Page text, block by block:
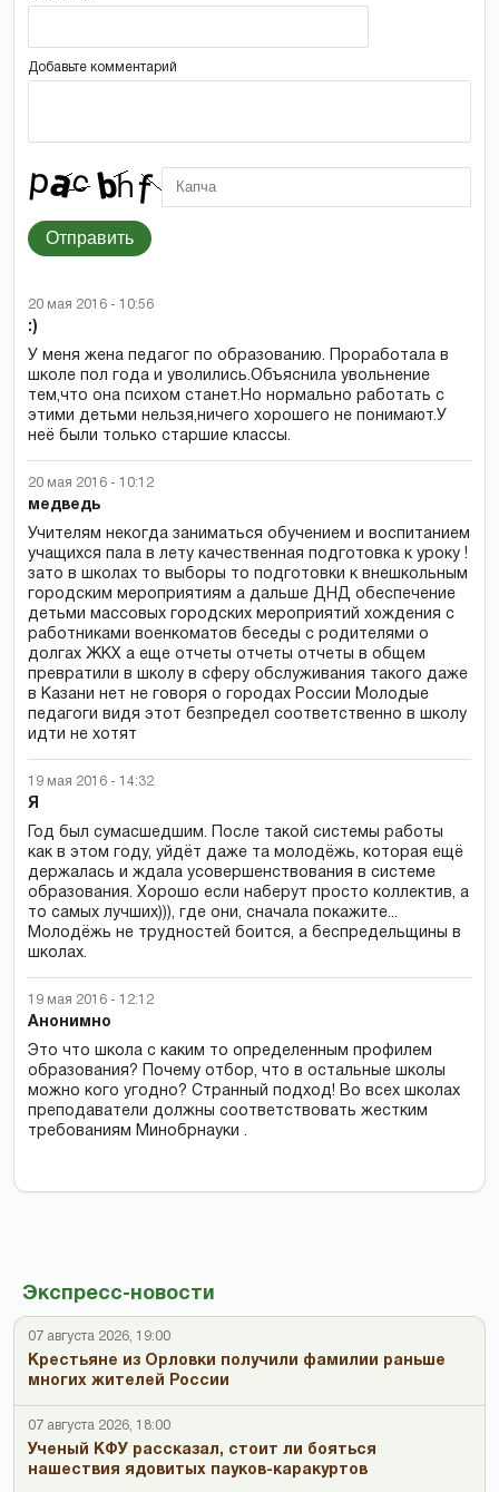
Экспресс-новости
07 августа 2026, 19:00
Крестьяне из Орловки получили фамилии раньше
многих жителей России
07 августа 2026, 18:00
Ученый КФУ рассказал, стоит ли бояться
нашествия ядовитых пауков-каракуртов
Добавьте комментарий
Отправить
20 мая 2016 - 10:56
:)
У меня жена педагог по образованию. Проработала в
школе пол года и уволились.Объяснила увольнение
тем,что она психом станет.Но нормально работать с
этими детьми нельзя,ничего хорошего не понимают.У
неё были только старшие классы.
20 мая 2016 - 10:12
медведь
Учителям некогда заниматься обучением и воспитанием
учащихся пала в лету качественная подготовка к уроку !
зато в школах то выборы то подготовки к внешкольным
городским мероприятиям а дальше ДНД обеспечение
детьми массовых городских мероприятий хождения с
работниками военкоматов беседы с родителями о
долгах ЖКХ а еще отчеты отчеты отчеты в общем
превратили в школу в сферу обслуживания такого даже
в Казани нет не говоря о городах России Молодые
педагоги видя этот безпредел соответственно в школу
идти не хотят
19 мая 2016 - 14:32
Я
Год был сумасшедшим. После такой системы работы
как в этом году, уйдёт даже та молодёжь, которая ещё
держалась и ждала усовершенствования в системе
образования. Хорошо если наберут просто коллектив, а
то самых лучших))), где они, сначала покажите...
Молодёжь не трудностей боится, а беспредельщины в
школах.
19 мая 2016 - 12:12
Анонимно
Это что школа с каким то определенным профилем
образования? Почему отбор, что в остальные школы
можно кого угодно? Странный подход! Во всех школах
преподаватели должны соответствовать жестким
требованиям Минобрнауки .